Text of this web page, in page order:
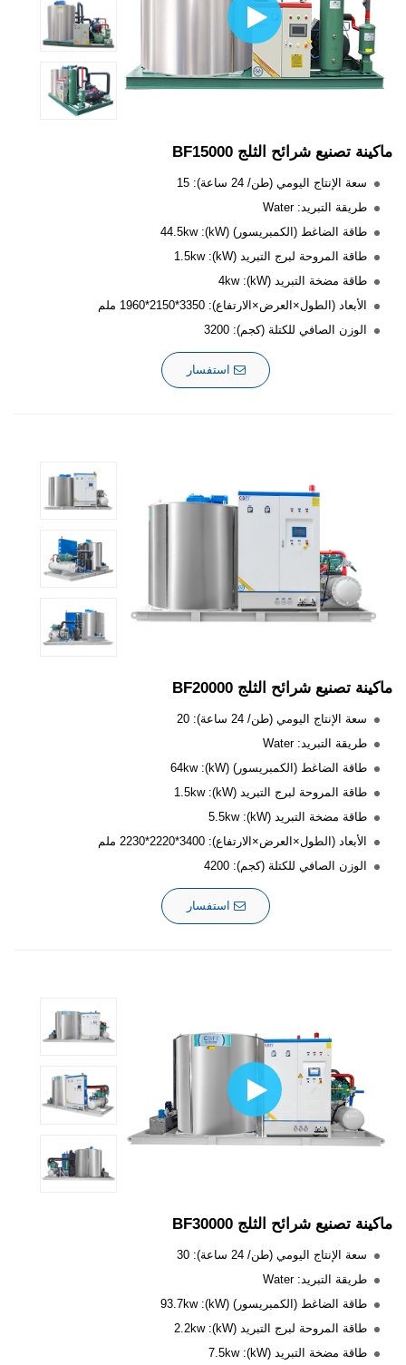
ماكينة تصنيع شرائح الثلج BF15000
سعة الإنتاج اليومي (طن/ 24 ساعة): 15
طريقة التبريد: Water
طاقة الضاغط (الكمبريسور) (kW): 44.5kw
طاقة المروحة لبرج التبريد (kW): 1.5kw
طاقة مضخة التبريد (kW): 4kw
الأبعاد (الطول×العرض×الارتفاع): 3350*2150*1960 ملم
الوزن الصافي للكتلة (كجم): 3200
استفسار
ماكينة تصنيع شرائح الثلج BF20000
سعة الإنتاج اليومي (طن/ 24 ساعة): 20
طريقة التبريد: Water
طاقة الضاغط (الكمبريسور) (kW): 64kw
طاقة المروحة لبرج التبريد (kW): 1.5kw
طاقة مضخة التبريد (kW): 5.5kw
الأبعاد (الطول×العرض×الارتفاع): 3400*2220*2230 ملم
الوزن الصافي للكتلة (كجم): 4200
استفسار
ماكينة تصنيع شرائح الثلج BF30000
سعة الإنتاج اليومي (طن/ 24 ساعة): 30
طريقة التبريد: Water
طاقة الضاغط (الكمبريسور) (kW): 93.7kw
طاقة المروحة لبرج التبريد (kW): 2.2kw
طاقة مضخة التبريد (kW): 7.5kw